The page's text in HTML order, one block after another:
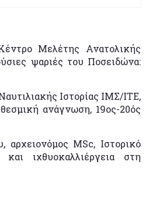
Μελέτης Ανατολικής
ψαριές του Ποσειδώνα:
Ιστορίας ΙΜΣ/ΙΤΕ,
ανάγνωση, 19ος-20ός
MSc, Ιστορικό
ιχθυοκαλλιέργεια στη